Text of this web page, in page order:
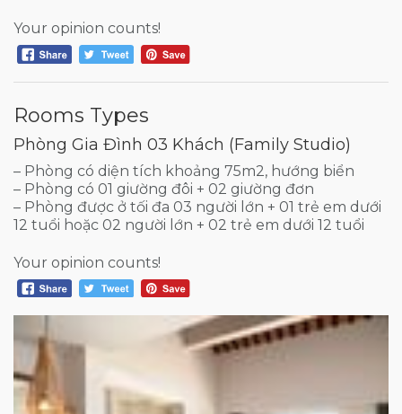
Your opinion counts!
Rooms Types
Phòng Gia Đình 03 Khách (Family Studio)
– Phòng có diện tích khoảng 75m2, hướng biển
– Phòng có 01 giường đôi + 02 giường đơn
– Phòng được ở tối đa 03 người lớn + 01 trẻ em dưới
12 tuổi hoặc 02 người lớn + 02 trẻ em dưới 12 tuổi
Your opinion counts!